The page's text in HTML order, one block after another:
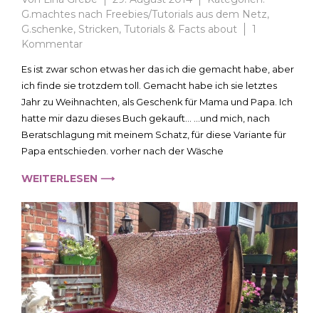
G.machtes nach Freebies/Tutorials aus dem Netz,
G.schenke, Stricken, Tutorials & Facts about
1
Kommentarzu
–
Die
Erste
und
ein
Tutorial
Harlekin
Es ist zwar schon etwas her das ich die gemacht habe, aber
ich finde sie trotzdem toll. Gemacht habe ich sie letztes
Jahr zu Weihnachten, als Geschenk für Mama und Papa. Ich
hatte mir dazu dieses Buch gekauft… …und mich, nach
Beratschlagung mit meinem Schatz, für diese Variante für
Papa entschieden. vorher nach der Wäsche
WEITERLESEN ⟶